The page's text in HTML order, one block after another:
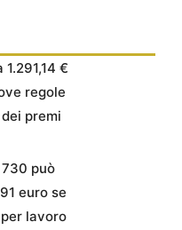
€
regole
premi
può
euro se
lavoro